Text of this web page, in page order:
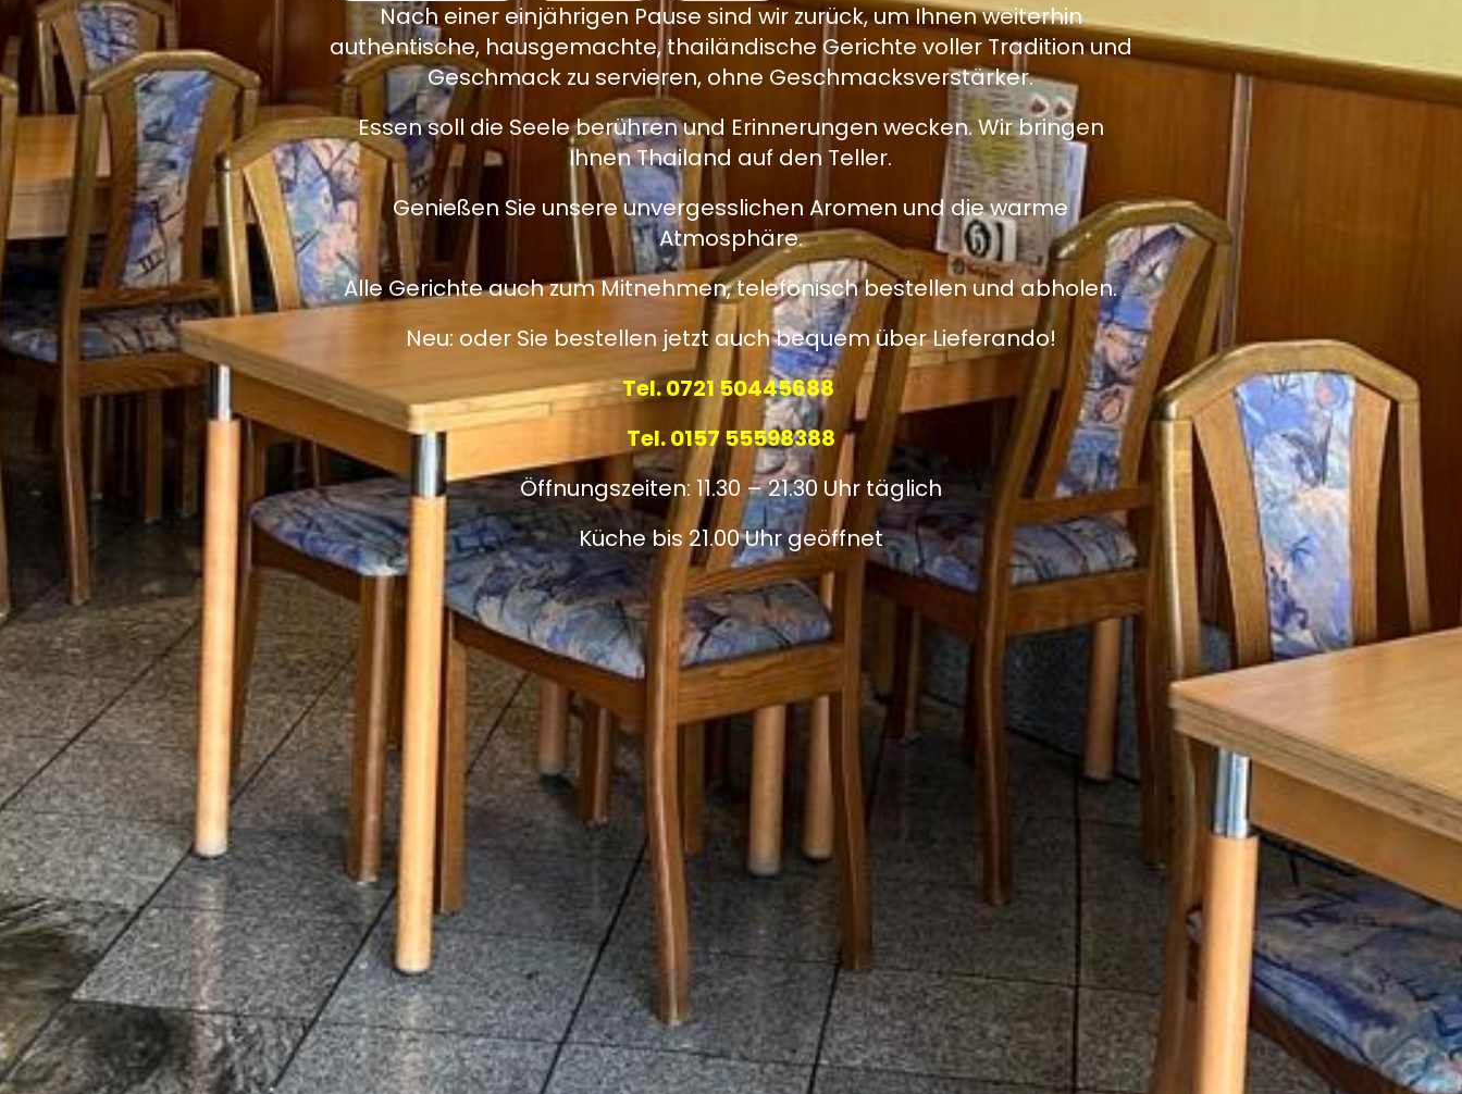
Nach einer einjährigen Pause sind wir zurück, um Ihnen weiterhin
authentische, hausgemachte, thailändische Gerichte voller Tradition und
Geschmack zu servieren, ohne Geschmacksverstärker.
Essen soll die Seele berühren und Erinnerungen wecken. Wir bringen
Ihnen Thailand auf den Teller.
Genießen Sie unsere unvergesslichen Aromen und die warme
Atmosphäre.
Alle Gerichte auch zum Mitnehmen, telefonisch bestellen und abholen.
Neu: oder Sie bestellen jetzt auch bequem über Lieferando!
Tel. 0721 50445688
Tel. 0157 55598388
Öffnungszeiten: 11.30 – 21.30 Uhr täglich
Küche bis 21.00 Uhr geöffnet